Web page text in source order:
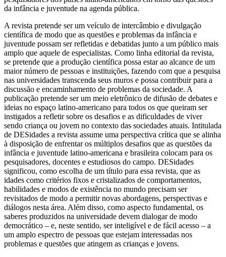
da infância e juventude na agenda pública.
A revista pretende ser um veículo de intercâmbio e divulgação
científica de modo que as questões e problemas da infância e
juventude possam ser refletidas e debatidas junto a um público mais
amplo que aquele de especialistas. Como linha editorial da revista,
se pretende que a produção científica possa estar ao alcance de um
maior número de pessoas e instituições, fazendo com que a pesquisa
nas universidades transcenda seus muros e possa contribuir para a
discussão e encaminhamento de problemas da sociedade. A
publicação pretende ser um meio eletrônico de difusão de debates e
ideias no espaço latino-americano para todos os que queiram ser
instigados a refletir sobre os desafios e as dificuldades de viver
sendo criança ou jovem no contexto das sociedades atuais. Intitulada
de DESidades a revista assume uma perspectiva crítica que se alinha
à disposição de enfrentar os múltiplos desafios que as questões da
infância e juventude latino-americana e brasileira colocam para os
pesquisadores, docentes e estudiosos do campo. DESidades
significou, como escolha de um título para essa revista, que as
idades como critérios fixos e cristalizados de comportamentos,
habilidades e modos de existência no mundo precisam ser
revisitados de modo a permitir novas abordagens, perspectivas e
diálogos nesta área. Além disso, como aspecto fundamental, os
saberes produzidos na universidade devem dialogar de modo
democrático – e, neste sentido, ser inteligível e de fácil acesso – a
um amplo espectro de pessoas que estejam interessadas nos
problemas e questões que atingem as crianças e jovens.